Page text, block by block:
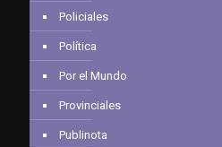
Policiales
Política
Por el Mundo
Provinciales
Publinota